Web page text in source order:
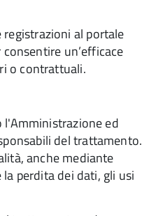
al portale
un’efficace
o contrattuali.
l'Amministrazione ed
del trattamento.
anche mediante
perdita dei dati, gli usi